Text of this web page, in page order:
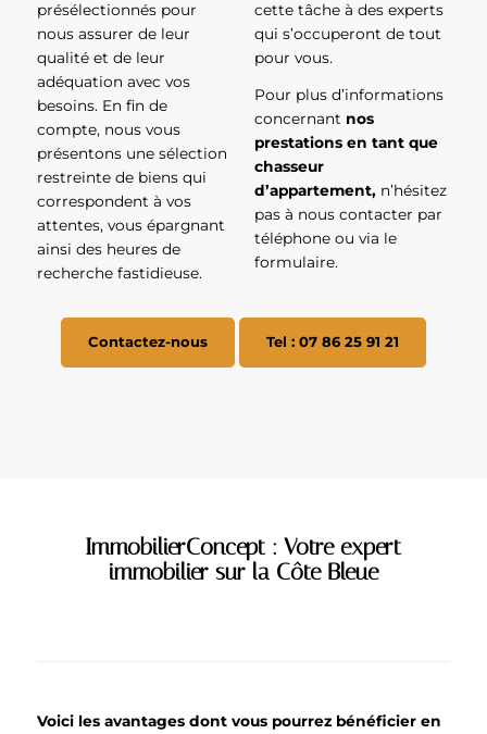
présélectionnés pour
nous assurer de leur
qualité et de leur
adéquation avec vos
besoins. En fin de
compte, nous vous
présentons une sélection
restreinte de biens qui
correspondent à vos
attentes, vous épargnant
ainsi des heures de
recherche fastidieuse.
cette tâche à des experts
qui s’occuperont de tout
pour vous.
Pour plus d’informations
concernant nos
prestations en tant que
chasseur
d’appartement, n’hésitez
pas à nous contacter par
téléphone ou via le
formulaire.
Contactez-nous Tel : 07 86 25 91 21
ImmobilierConcept : Votre expert
immobilier sur la Côte Bleue
Voici les avantages dont vous pourrez bénéficier en